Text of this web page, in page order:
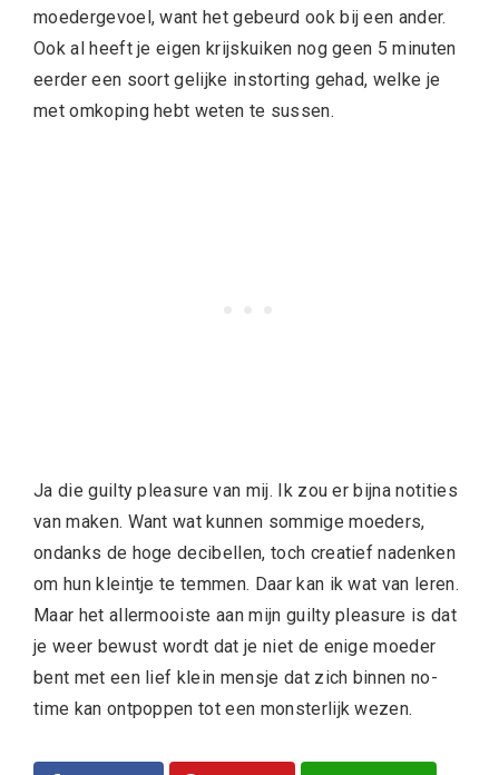
moedergevoel, want het gebeurd ook bij een ander.
Ook al heeft je eigen krijskuiken nog geen 5 minuten
eerder een soort gelijke instorting gehad, welke je
met omkoping hebt weten te sussen.
Ja die guilty pleasure van mij. Ik zou er bijna notities
van maken. Want wat kunnen sommige moeders,
ondanks de hoge decibellen, toch creatief nadenken
om hun kleintje te temmen. Daar kan ik wat van leren.
Maar het allermooiste aan mijn guilty pleasure is dat
je weer bewust wordt dat je niet de enige moeder
bent met een lief klein mensje dat zich binnen no-
time kan ontpoppen tot een monsterlijk wezen.